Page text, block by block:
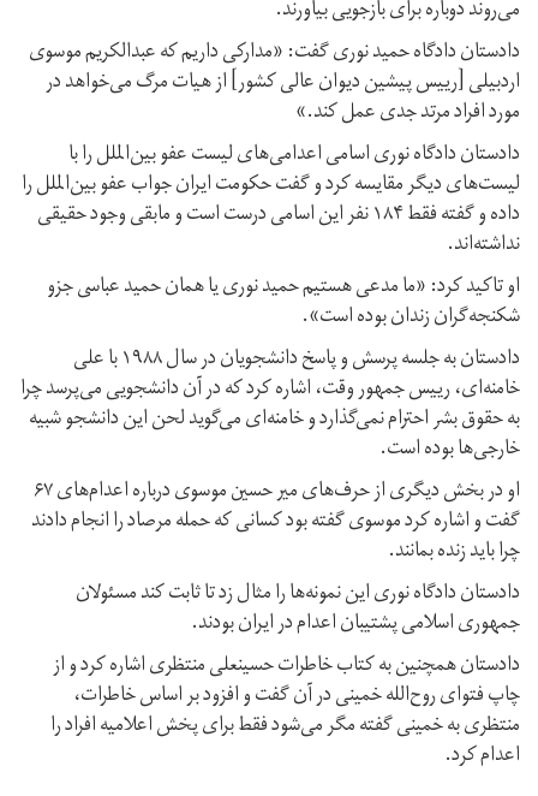
می‌روند دوباره براى بازجويى بياورند.
دادستان دادگاه حمید نوری گفت: «مداركی داريم كه عبدالکریم موسوى
اردبيلی [رییس پیشین دیوان عالی کشور] از هيات مرگ می‌خواهد در
مورد افراد مرتد جدى عمل كند.»
دادستان دادگاه نوری اسامى اعدامى‌هاى ليست عفو بین‌الملل را با
ليست‌هاى ديگر مقایسه کرد و گفت حكومت ايران جواب عفو بین‌الملل را
داده و گفته فقط ۱۸۴ نفر اين اسامى درست است و مابقى وجود حقيقى
نداشته‌اند.
او تاکید کرد: «ما مدعى هستيم حميد نورى يا همان حميد عباسى جزو
شكنجه‌گران زندان بوده است».
دادستان به جلسه پرسش و پاسخ دانشجويان در سال ١٩٨٨ با علی
خامنه‌اى، ریيس جمهور وقت، اشاره کرد که در آن دانشجویی می‌پرسد چرا
به حقوق بشر احترام نمی‌گذارد و خامنه‌اى می‌گويد لحن اين دانشجو شبيه
خارجى‌ها بوده است.
او در بخش ديگرى از حرف‌هاى مير حسين موسوى درباره اعدام‌های ۶۷
گفت و اشاره کرد موسوى گفته بود كسانی كه حمله مرصاد را انجام دادند
چرا بايد زنده بمانند.
دادستان دادگاه نوری اين نمونه‌ها را مثال زد تا ثابت كند مسئولان
جمهوری اسلامی پشتيبان اعدام در ايران بودند.
دادستان همچنین به كتاب خاطرات حسینعلی منتظرى اشاره کرد و از
چاپ فتواى روح‌الله خمينى در آن گفت و افزود بر اساس خاطرات،
منتظرى به خمينى گفته مگر می‌شود فقط براى پخش اعلاميه افراد را
اعدام كرد.